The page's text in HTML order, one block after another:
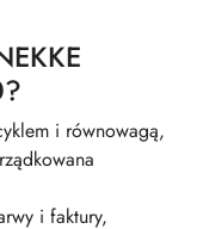
i równowagą,
i faktury,